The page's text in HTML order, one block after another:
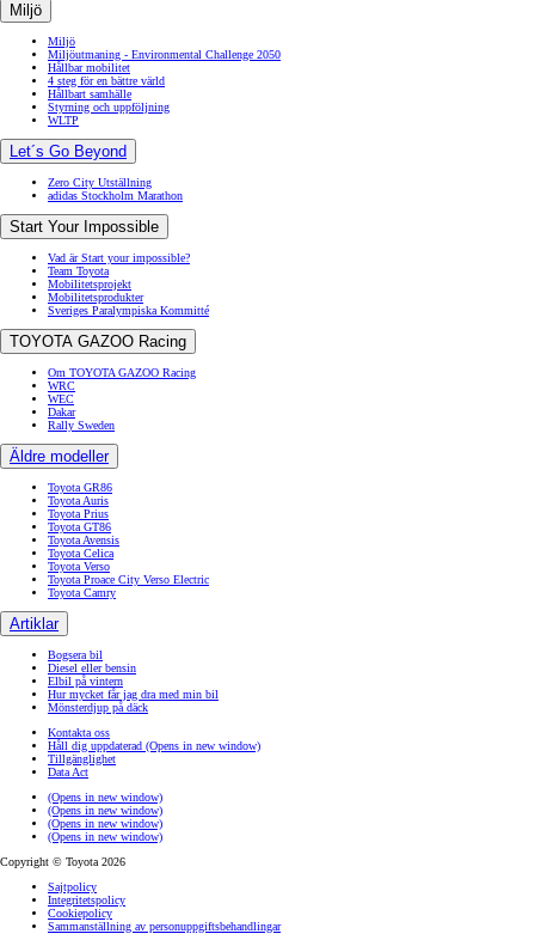
Miljö
Miljö
Miljöutmaning - Environmental Challenge 2050
Hållbar mobilitet
4 steg för en bättre värld
Hållbart samhälle
Styrning och uppföljning
WLTP
Let´s Go Beyond
Zero City Utställning
adidas Stockholm Marathon
Start Your Impossible
Vad är Start your impossible?
Team Toyota
Mobilitetsprojekt
Mobilitetsprodukter
Sveriges Paralympiska Kommitté
TOYOTA GAZOO Racing
Om TOYOTA GAZOO Racing
WRC
WEC
Dakar
Rally Sweden
Äldre modeller
Toyota GR86
Toyota Auris
Toyota Prius
Toyota GT86
Toyota Avensis
Toyota Celica
Toyota Verso
Toyota Proace City Verso Electric
Toyota Camry
Artiklar
Bogsera bil
Diesel eller bensin
Elbil på vintern
Hur mycket får jag dra med min bil
Mönsterdjup på däck
Kontakta oss
Håll dig uppdaterad (Opens in new window)
Tillgänglighet
Data Act
(Opens in new window)
(Opens in new window)
(Opens in new window)
(Opens in new window)
Copyright © Toyota 2026
Sajtpolicy
Integritetspolicy
Cookiepolicy
Sammanställning av personuppgiftsbehandlingar